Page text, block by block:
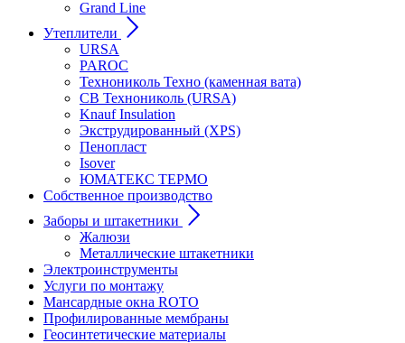
Grand Line
Утеплители
URSA
PAROC
Технониколь Техно (каменная вата)
СВ Технониколь (URSA)
Knauf Insulation
Экструдированный (XPS)
Пенопласт
Isover
ЮМАТЕКС ТЕРМО
Собственное производство
Заборы и штакетники
Жалюзи
Металлические штакетники
Электроинструменты
Услуги по монтажу
Мансардные окна ROTO
Профилированные мембраны
Геосинтетические материалы